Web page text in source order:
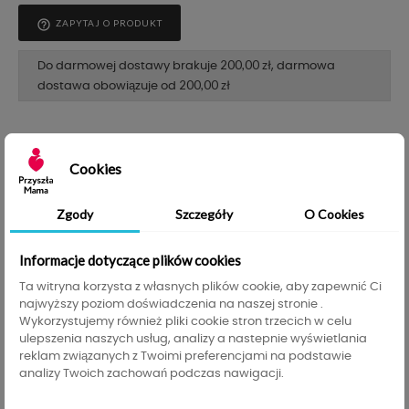
help_outline ZAPYTAJ O PRODUKT
Do darmowej dostawy brakuje 200,00 zł, darmowa
dostawa obowiązuje od 200,00 zł
Opis
OKRYCIE KĄPIELOWE RECZNIK
100x100CM
Kolor niebieskie
Rewelacyjna jakość.
Bawełna termofrote
Mięciutkie i delikatne dla skóry dziecka
Cookies
Zgody Szczegóły O Cookies
Informacje dotyczące plików cookies
Ta witryna korzysta z własnych plików cookie, aby zapewnić Ci
najwyższy poziom doświadczenia na naszej stronie .
Wykorzystujemy również pliki cookie stron trzecich w celu
ulepszenia naszych usług, analizy a nastepnie wyświetlania
reklam związanych z Twoimi preferencjami na podstawie
analizy Twoich zachowań podczas nawigacji.